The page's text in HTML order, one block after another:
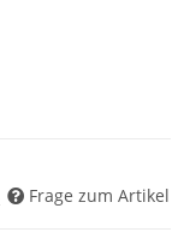
Frage zum Artikel